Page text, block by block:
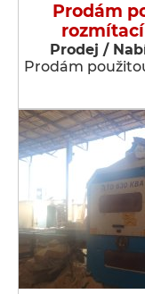
Prodám
Prodej /
Prodám